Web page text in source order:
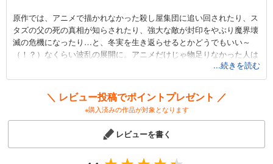
原作では、アニメで描かれなかった殺し屋集団に追い回されたり、ス
タズの父の死の真相が知らされたり、強大な敵が封印をやぶり魔界壊
滅の危機になったり…と、冬実を生き返らせるとかどうでもいい～
（！？）なくらい波乱の展開に。アニメだけじゃ物足りなかった人は
ちなみに、1巻のスタズが日本に初めて訪れたエピソードは「オタク
外人の初来日」みたいで面白い。あとスタズの部屋の描写が細かくて
本やフィギアがびっしり！…遊びに行きたい部屋でした♪
...続きを読む
＼ レビュー投稿でポイントプレゼント ／
※購入済みの作品が対象となります
レビューを書く